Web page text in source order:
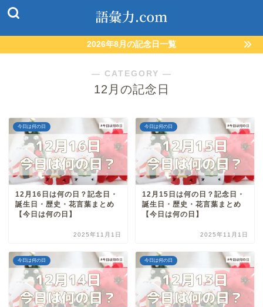
2026年8月の記念日一覧
― CATEGORY ―
12月の記念日
今日は何の日
12月16日は何の日？記念日・
誕生日・歴史・花言葉まとめ
【今日は何の日】
2025年11月1日
今日は何の日
12月15日は何の日？記念日・
誕生日・歴史・花言葉まとめ
【今日は何の日】
2025年11月1日
今日は何の日 今日は何の日